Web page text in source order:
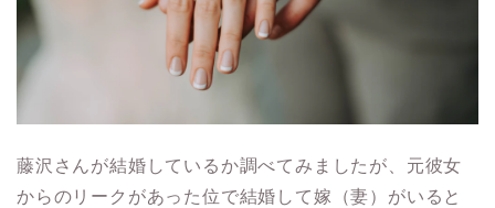
藤沢さんが結婚しているか調べてみましたが、元彼女
からのリークがあった位で結婚して嫁（妻）がいると